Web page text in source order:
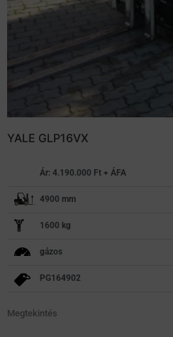
YALE GLP16VX
Ár: 4.190.000 Ft + ÁFA
4900 mm
1600 kg
gázos
PG164902
Megtekintés